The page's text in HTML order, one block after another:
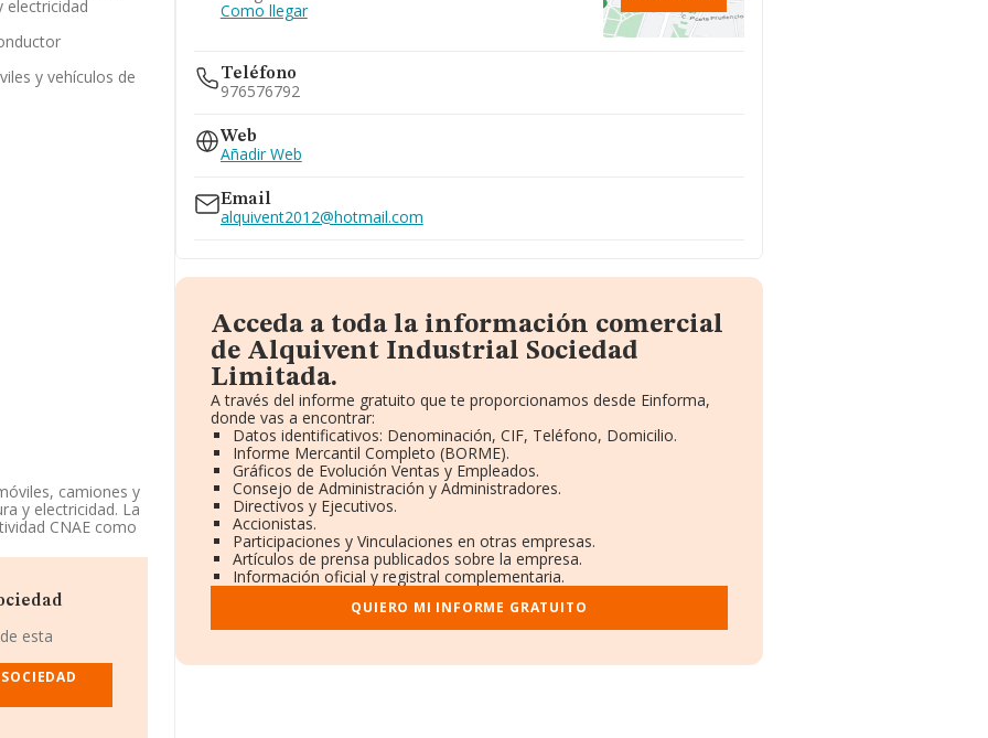
electricidad
y vehículos de
camiones y
y electricidad. La
CNAE como
La empresa no
en cuenta la
empleados por
y la dirección
esta
Como llegar
Teléfono
976576792
Web
Añadir Web
Email
alquivent2012@hotmail.com
Acceda a toda la información comercial
de Alquivent Industrial Sociedad
Limitada.
A través del informe gratuito que te proporcionamos desde Einforma,
donde vas a encontrar:
Datos identificativos: Denominación, CIF, Teléfono, Domicilio.
Informe Mercantil Completo (BORME).
Gráficos de Evolución Ventas y Empleados.
Consejo de Administración y Administradores.
Directivos y Ejecutivos.
Accionistas.
Participaciones y Vinculaciones en otras empresas.
Artículos de prensa publicados sobre la empresa.
Información oficial y registral complementaria.
QUIERO MI INFORME GRATUITO